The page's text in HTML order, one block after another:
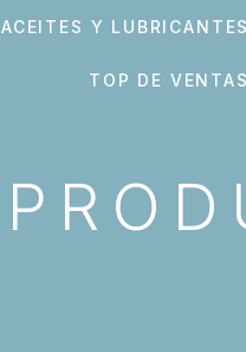
ACEITES Y LUBRICANTES
TOP DE VENTAS